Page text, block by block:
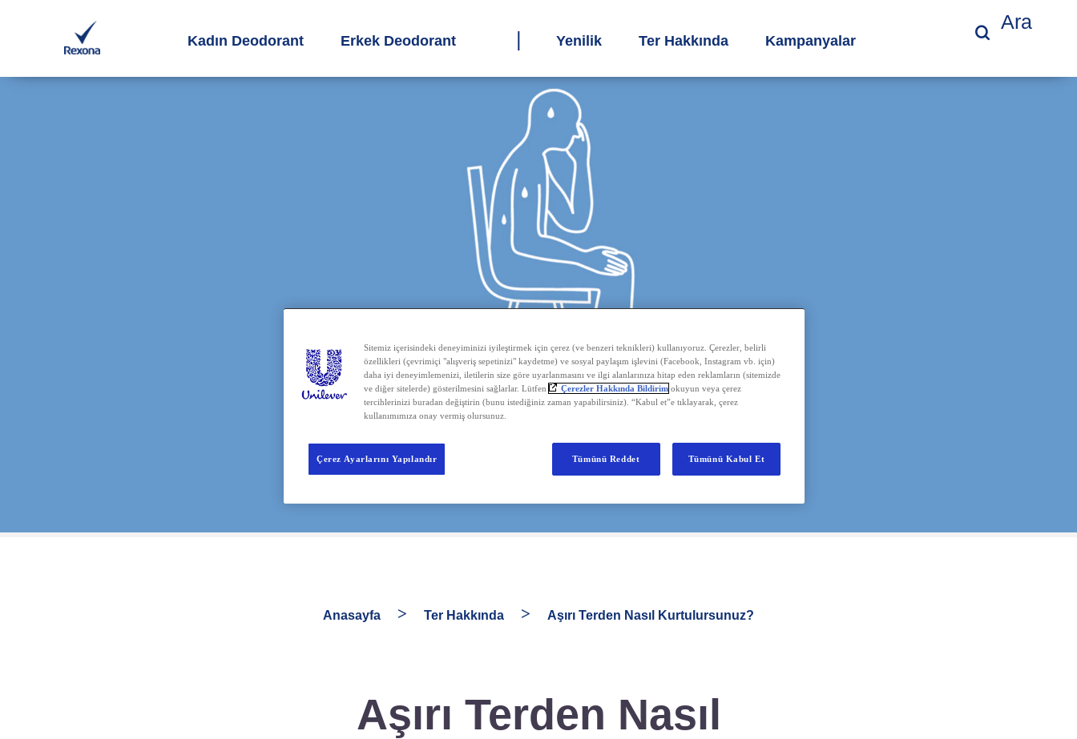
Kadın Deodorant Erkek Deodorant Yenilik Ter Hakkında Kampanyalar
Ara
Anasayfa Ter Hakkında Aşırı Terden Nasıl Kurtulursunuz?
Aşırı Terden Nasıl
Sitemiz içerisindeki deneyiminizi iyileştirmek için çerez (ve benzeri teknikleri) kullanıyoruz. Çerezler, belirli
özellikleri (çevrimiçi "alışveriş sepetinizi" kaydetme) ve sosyal paylaşım işlevini (Facebook, Instagram vb. için)
daha iyi deneyimlemenizi, iletilerin size göre uyarlanmasını ve ilgi alanlarınıza hitap eden reklamların (sitemizde
ve diğer sitelerde) gösterilmesini sağlarlar. Lütfen
Çerezler Hakkında Bildirim okuyun veya çerez
tercihlerinizi buradan değiştirin (bunu istediğiniz zaman yapabilirsiniz). “Kabul et”e tıklayarak, çerez
kullanımımıza onay vermiş olursunuz.
Çerez Ayarlarını Yapılandır Tümünü Reddet Tümünü Kabul Et